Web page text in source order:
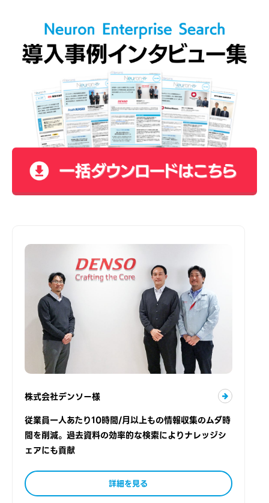
株式会社デンソー様
従業員一人あたり10時間/月以上もの情報収集のムダ時
間を削減。過去資料の効率的な検索によりナレッジシ
ェアにも貢献
詳細を見る